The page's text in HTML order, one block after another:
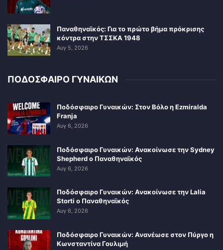
Παναθηναϊκός: Για το πρώτο βήμα πρόκρισης
κόντρα στην ΤΣΣΚΑ 1948
Αυγ 5, 2026
ΠΟΔΟΣΦΑΙΡΟ ΓΥΝΑΙΚΩΝ
Ποδόσφαιρο Γυναικών: Στον Βόλο η Ezmiralda
Franja
Αυγ 6, 2026
Ποδόσφαιρο Γυναικών: Ανακοίνωσε την Sydney
Shepherd ο Παναθηναϊκός
Αυγ 6, 2026
Ποδόσφαιρο Γυναικών: Ανακοίνωσε την Lalia
Storti ο Παναθηναϊκός
Αυγ 6, 2026
Ποδόσφαιρο Γυναικών: Ανανέωσε στον Πύργο η
Κωνσταντίνα Γουλιμή